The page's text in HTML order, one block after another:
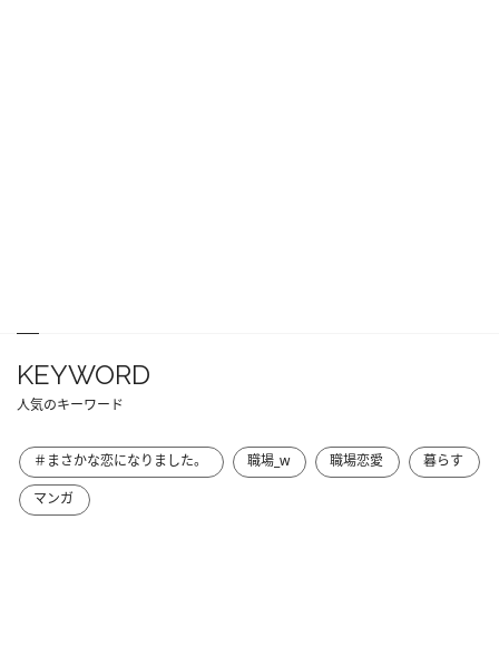
KEYWORD
人気のキーワード
＃まさかな恋になりました。 職場_w 職場恋愛
暮らす
マンガ